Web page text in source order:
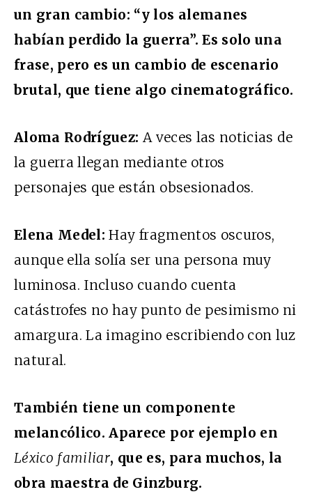
un gran cambio: “y los alemanes
habían perdido la guerra”. Es solo una
frase, pero es un cambio de escenario
brutal, que tiene algo cinematográfico.
Aloma Rodríguez: A veces las noticias de
la guerra llegan mediante otros
personajes que están obsesionados.
Elena Medel: Hay fragmentos oscuros,
aunque ella solía ser una persona muy
luminosa. Incluso cuando cuenta
catástrofes no hay punto de pesimismo ni
amargura. La imagino escribiendo con luz
natural.
También tiene un componente
melancólico. Aparece por ejemplo en
Léxico familiar, que es, para muchos, la
obra maestra de Ginzburg.